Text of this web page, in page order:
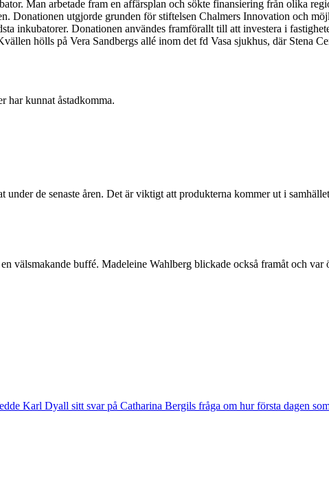
Man arbetade fram en affärsplan och sökte finansiering från olika
Donationen utgjorde grunden för stiftelsen Chalmers Innovation och
inkubatorer. Donationen användes framförallt till att investera i
hölls på Vera Sandbergs allé inom det fd Vasa sjukhus, där Stena
har kunnat åstadkomma.
de senaste åren. Det är viktigt att produkterna kommer ut i
välsmakande buffé. Madeleine Wahlberg blickade också framåt och
Karl Dyall sitt svar på Catharina Bergils fråga om hur första dagen